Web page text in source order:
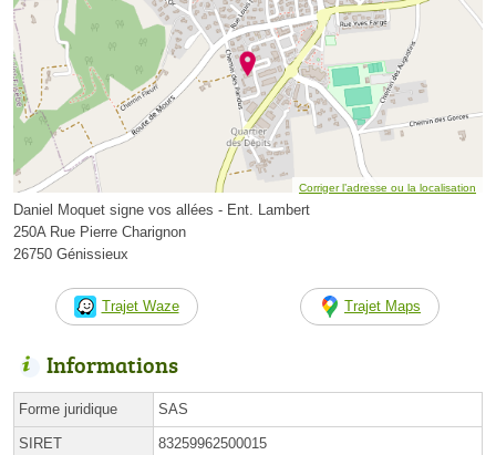
Corriger l’adresse ou la localisation
Daniel Moquet signe vos allées - Ent. Lambert
250A Rue Pierre Charignon
26750 Génissieux
Trajet Waze Trajet Maps
Informations
Forme juridique SAS
SIRET 83259962500015